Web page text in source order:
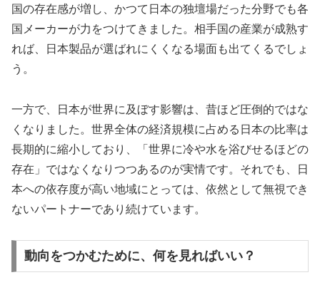
国の存在感が増し、かつて日本の独壇場だった分野でも各
国メーカーが力をつけてきました。相手国の産業が成熟す
れば、日本製品が選ばれにくくなる場面も出てくるでしょ
う。
一方で、日本が世界に及ぼす影響は、昔ほど圧倒的ではな
くなりました。世界全体の経済規模に占める日本の比率は
長期的に縮小しており、「世界に冷や水を浴びせるほどの
存在」ではなくなりつつあるのが実情です。それでも、日
本への依存度が高い地域にとっては、依然として無視でき
ないパートナーであり続けています。
動向をつかむために、何を見ればいい？